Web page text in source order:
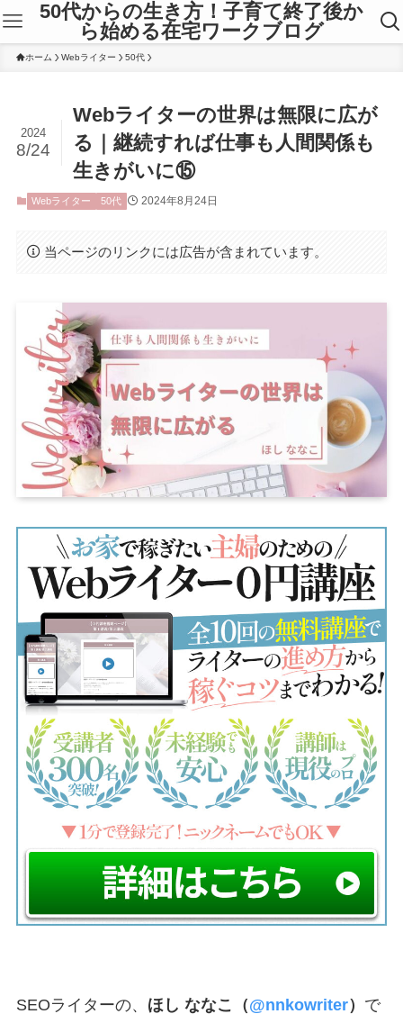
50代からの生き方！子育て終了後か
ら始める在宅ワークブログ
ホーム Webライター 50代
Webライターの世界は無限に広が
る｜継続すれば仕事も人間関係も
生きがいに⑮
2024
8/24
Webライター 50代 2024年8月24日
当ページのリンクには広告が含まれています。
SEOライターの、 ほし ななこ（@nnkowriter） で